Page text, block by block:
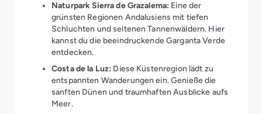
Naturpark Sierra de Grazalema: Eine der
grünsten Regionen Andalusiens mit tiefen
Schluchten und seltenen Tannenwäldern. Hier
kannst du die beeindruckende Garganta Verde
entdecken.
Costa de la Luz: Diese Küstenregion lädt zu
entspannten Wanderungen ein. Genieße die
sanften Dünen und traumhaften Ausblicke aufs
Meer.